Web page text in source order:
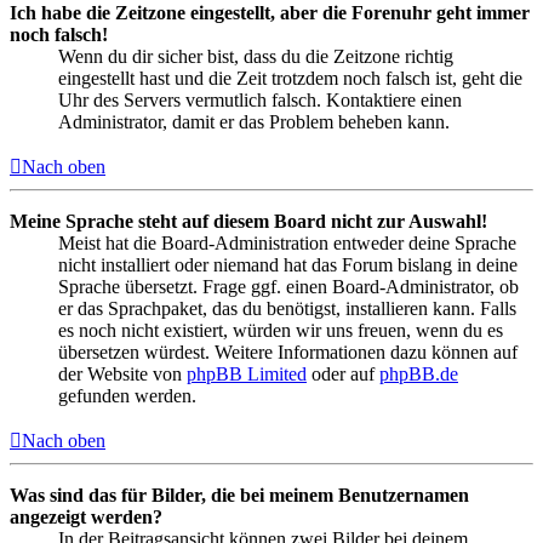
Ich habe die Zeitzone eingestellt, aber die Forenuhr geht immer
noch falsch!
Wenn du dir sicher bist, dass du die Zeitzone richtig
eingestellt hast und die Zeit trotzdem noch falsch ist, geht die
Uhr des Servers vermutlich falsch. Kontaktiere einen
Administrator, damit er das Problem beheben kann.
Nach oben
Meine Sprache steht auf diesem Board nicht zur Auswahl!
Meist hat die Board-Administration entweder deine Sprache
nicht installiert oder niemand hat das Forum bislang in deine
Sprache übersetzt. Frage ggf. einen Board-Administrator, ob
er das Sprachpaket, das du benötigst, installieren kann. Falls
es noch nicht existiert, würden wir uns freuen, wenn du es
übersetzen würdest. Weitere Informationen dazu können auf
der Website von phpBB Limited oder aufphpBB.de
gefunden werden.
Nach oben
Was sind das für Bilder, die bei meinem Benutzernamen
angezeigt werden?
In der Beitragsansicht können zwei Bilder bei deinem